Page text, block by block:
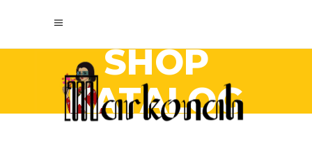
SHOP
KATALOG